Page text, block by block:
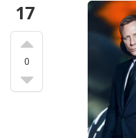
17
0